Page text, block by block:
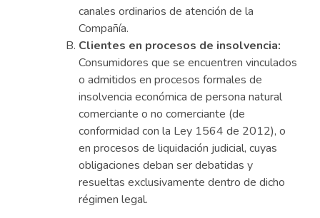
canales ordinarios de atención de la
Compañía.
Clientes en procesos de insolvencia:
Consumidores que se encuentren vinculados
o admitidos en procesos formales de
insolvencia económica de persona natural
comerciante o no comerciante (de
conformidad con la Ley 1564 de 2012), o
en procesos de liquidación judicial, cuyas
obligaciones deban ser debatidas y
resueltas exclusivamente dentro de dicho
régimen legal.